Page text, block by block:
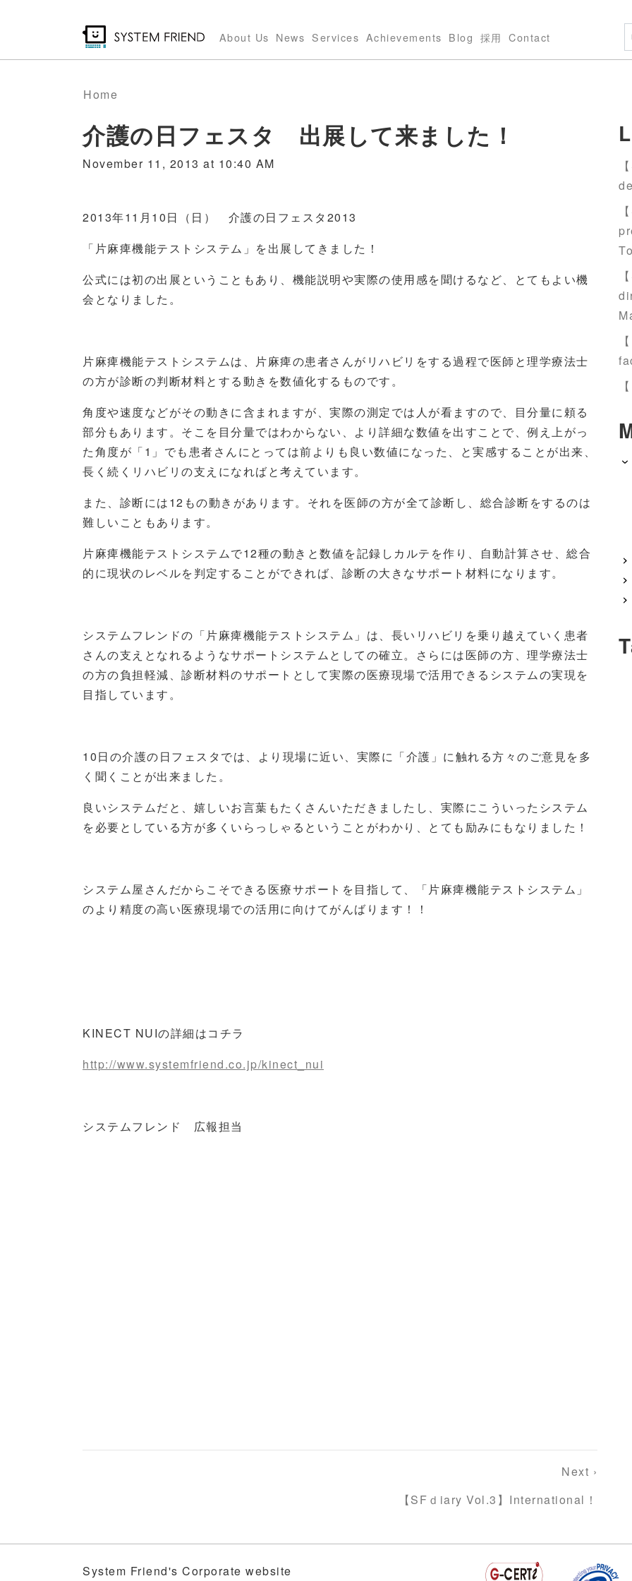
About Us News Services Achievements Blog 採用 Contact
Home
介護の日フェスタ 出展して来ました！
November 11, 2013 at 10:40 AM
2013年11月10日（日） 介護の日フェスタ2013
「片麻痺機能テストシステム」を出展してきました！
公式には初の出展ということもあり、機能説明や実際の使用感を聞けるなど、とてもよい機
会となりました。
片麻痺機能テストシステムは、片麻痺の患者さんがリハビリをする過程で医師と理学療法士
の方が診断の判断材料とする動きを数値化するものです。
角度や速度などがその動きに含まれますが、実際の測定では人が看ますので、目分量に頼る
部分もあります。そこを目分量ではわからない、より詳細な数値を出すことで、例え上がっ
た角度が「1」でも患者さんにとっては前よりも良い数値になった、と実感することが出来、
長く続くリハビリの支えになればと考えています。
また、診断には12もの動きがあります。それを医師の方が全て診断し、総合診断をするのは
難しいこともあります。
片麻痺機能テストシステムで12種の動きと数値を記録しカルテを作り、自動計算させ、総合
的に現状のレベルを判定することができれば、診断の大きなサポート材料になります。
システムフレンドの「片麻痺機能テストシステム」は、長いリハビリを乗り越えていく患者
さんの支えとなれるようなサポートシステムとしての確立。さらには医師の方、理学療法士
の方の負担軽減、診断材料のサポートとして実際の医療現場で活用できるシステムの実現を
目指しています。
10日の介護の日フェスタでは、より現場に近い、実際に「介護」に触れる方々のご意見を多
く聞くことが出来ました。
良いシステムだと、嬉しいお言葉もたくさんいただきましたし、実際にこういったシステム
を必要としている方が多くいらっしゃるということがわかり、とても励みにもなりました！
システム屋さんだからこそできる医療サポートを目指して、「片麻痺機能テストシステム」
のより精度の高い医療現場での活用に向けてがんばります！！
KINECT NUIの詳細はコチラ
http://www.systemfriend.co.jp/kinect_nui
システムフレンド 広報担当
Next ›
【SFｄiary Vol.3】International！
System Friend's Corporate website